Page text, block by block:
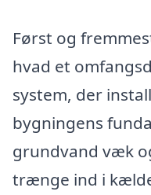
Først og
hvad et
system, der
bygningens
grundvand væk
trænge ind i